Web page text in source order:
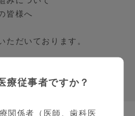
皆様へ
ただいております。
療従事者ですか？
関係者（医師、歯科医